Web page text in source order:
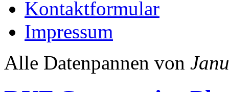
Kontaktformular
Impressum
Alle Datenpannen von